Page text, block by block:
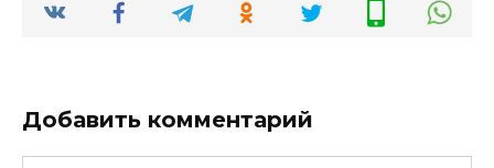
повышают
Добавить комментарий